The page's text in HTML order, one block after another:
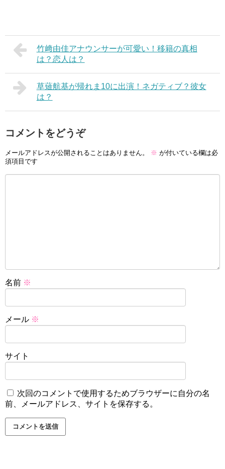
竹﨑由佳アナウンサーが可愛い！移籍の真相
は？恋人は？
草薙航基が帰れま10に出演！ネガティブ？彼女
は？
コメントをどうぞ
メールアドレスが公開されることはありません。 ※ が付いている欄は必
須項目です
名前 ※
メール ※
サイト
次回のコメントで使用するためブラウザーに自分の名
前、メールアドレス、サイトを保存する。